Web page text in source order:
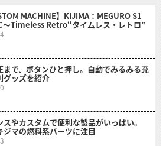
MACHINE】KIJIMA：MEGURO S1
〜Timeless Retro“タイムレス・レトロ”
まで、ボタンひと押し。自動でみるみる充
グッズを紹介
スやカスタムで便利な製品がいっぱい。
ジマの燃料系パーツに注目